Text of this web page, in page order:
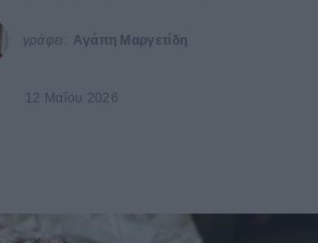
γράφει: Αγάπη Μαργετίδη
12 Μαΐου 2026